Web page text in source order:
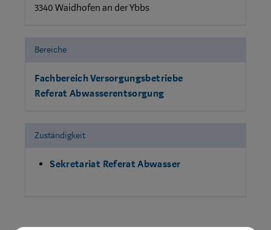
3340 Waidhofen an der Ybbs
Bereiche
Fachbereich Versorgungsbetriebe
Referat Abwasserentsorgung
Zuständigkeit
Sekretariat Referat Abwasser